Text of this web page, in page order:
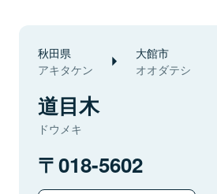
秋田県
アキタケン
大館市
オオダテシ
道目木
ドウメキ
018-5602